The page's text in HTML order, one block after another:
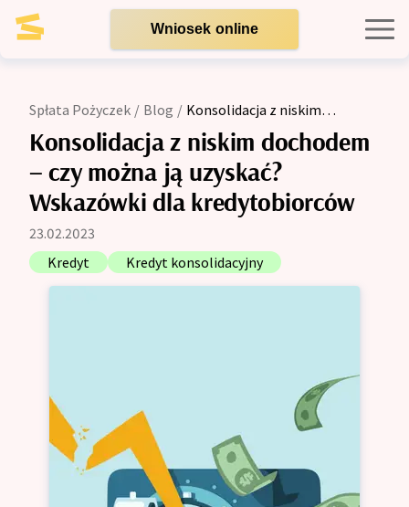
Wniosek online
Kredyty dla firm
Opinie
Blog
Spłata Pożyczek / Blog / Konsolidacja z niskim
dochodem – czy można ją uzyskać? Wskazówki dla
kredytobiorców
Konsolidacja z niskim dochodem
– czy można ją uzyskać?
Wskazówki dla kredytobiorców
23.02.2023
Kredyt
Kredyt konsolidacyjny